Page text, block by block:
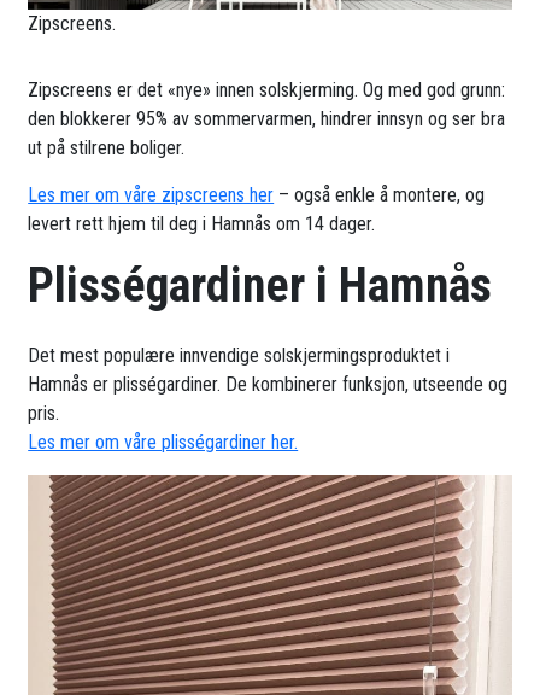
Zipscreens.
Zipscreens er det «nye» innen solskjerming. Og med god grunn:
den blokkerer 95% av sommervarmen, hindrer innsyn og ser bra
ut på stilrene boliger.
Les mer om våre zipscreens her – også enkle å montere, og
levert rett hjem til deg i Hamnås om 14 dager.
Plisségardiner i Hamnås
Det mest populære innvendige solskjermingsproduktet i
Hamnås er plisségardiner. De kombinerer funksjon, utseende og
pris.
Les mer om våre plisségardiner her.